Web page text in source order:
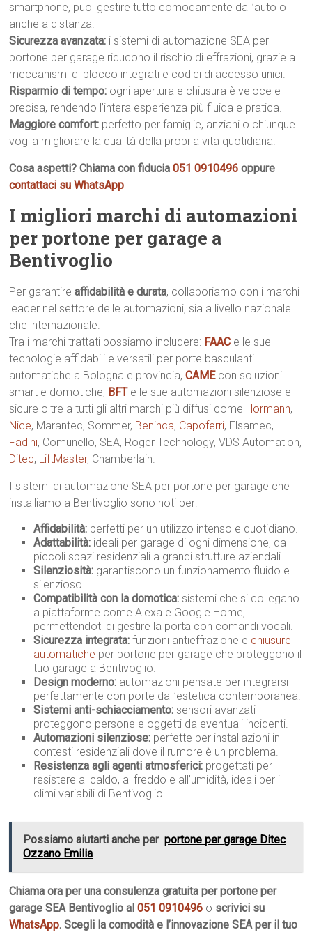
smartphone, puoi gestire tutto comodamente dall’auto o
anche a distanza.
Sicurezza avanzata: i sistemi di automazione SEA per
portone per garage riducono il rischio di effrazioni, grazie a
meccanismi di blocco integrati e codici di accesso unici.
Risparmio di tempo: ogni apertura e chiusura è veloce e
precisa, rendendo l’intera esperienza più fluida e pratica.
Maggiore comfort: perfetto per famiglie, anziani o chiunque
voglia migliorare la qualità della propria vita quotidiana.
Cosa aspetti? Chiama con fiducia051 0910496 oppure
contattaci su WhatsApp
I migliori marchi di automazioni
per portone per garage a
Bentivoglio
Per garantireaffidabilità e durata, collaboriamo con i marchi
leader nel settore delle automazioni, sia a livello nazionale
che internazionale.
Tra i marchi trattati possiamo includere: FAAC e le sue
tecnologie affidabili e versatili per porte basculanti
automatiche a Bologna e provincia,CAME con soluzioni
smart e domotiche, BFT e le sue automazioni silenziose e
sicure oltre a tutti gli altri marchi più diffusi come Hormann,
Nice, Marantec, Sommer, Beninca, Capoferri, Elsamec,
Fadini, Comunello, SEA, Roger Technology, VDS Automation,
Ditec, LiftMaster, Chamberlain.
I sistemi di automazione SEA per portone per garage che
installiamo a Bentivoglio sono noti per:
Affidabilità: perfetti per un utilizzo intenso e quotidiano.
Adattabilità: ideali per garage di ogni dimensione, da
piccoli spazi residenziali a grandi strutture aziendali.
Silenziosità: garantiscono un funzionamento fluido e
silenzioso.
Compatibilità con la domotica: sistemi che si collegano
a piattaforme come Alexa e Google Home,
permettendoti di gestire la porta con comandi vocali.
Sicurezza integrata: funzioni antieffrazione e chiusure
automatiche per portone per garage che proteggono il
tuo garage a Bentivoglio.
Design moderno: automazioni pensate per integrarsi
perfettamente con porte dall’estetica contemporanea.
Sistemi anti-schiacciamento: sensori avanzati
proteggono persone e oggetti da eventuali incidenti.
Automazioni silenziose: perfette per installazioni in
contesti residenziali dove il rumore è un problema.
Resistenza agli agenti atmosferici: progettati per
resistere al caldo, al freddo e all’umidità, ideali per i
climi variabili di Bentivoglio.
Possiamo aiutarti anche per portone per garage Ditec
Ozzano Emilia
Chiama ora per una consulenza gratuita per portone per
garage SEA Bentivoglio al051 0910496 o scrivici su
WhatsApp. Scegli la comodità e l’innovazione SEA per il tuo